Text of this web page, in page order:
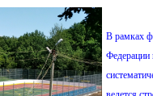
В рамках
Федерации